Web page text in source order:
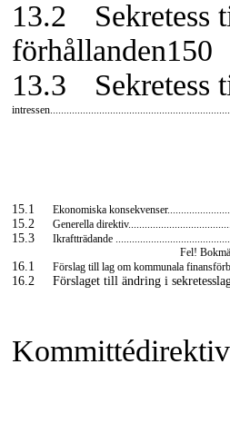
13.2
Sekretess
förhållanden150
13.3
Sekretess
15.1 Ekonomiska
15.2
Generella
15.3
Ikraftträdande
Fel!
16.1 Förslag till lag om kommunala
16.2
Förslaget till ändring i